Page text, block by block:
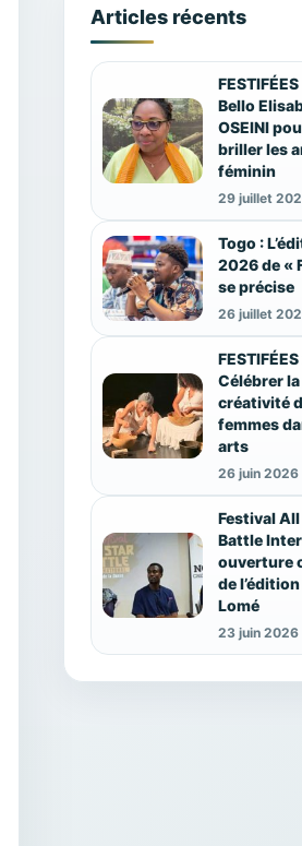
Articles récents
Bello
OSEINI
briller les
féminin
29 juillet
Togo :
2026 de «
se précise
26 juillet
Célébrer la
créativité
femmes
arts
26 juin 2026
Festival
Battle
ouverture
de l’édition
Lomé
23 juin 2026